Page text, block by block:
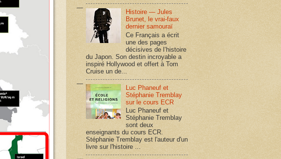
Histoire — Jules
Brunet, le vrai-faux
dernier samouraï
Ce Français a écrit
une des pages
décisives de l’histoire
du Japon. Son destin incroyable a
inspiré Hollywood et offert à Tom
Cruise un de...
Luc Phaneuf et
Stéphanie Tremblay
sur le cours ECR
Luc Phaneuf et
Stéphanie Tremblay
sont deux
enseignants du cours ECR.
Stéphanie Tremblay est l'auteur d'un
livre sur l'histoire ...